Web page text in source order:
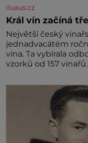
iluxus.cz
Král vín začíná
Největší český
jednadvacátém
vína. Ta vybírala